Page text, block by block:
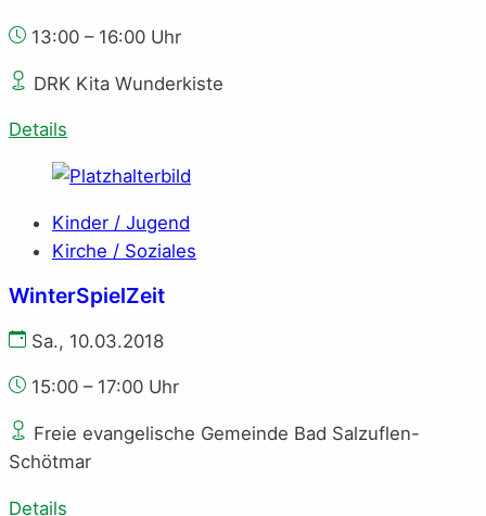
13:00 – 16:00 Uhr
DRK Kita Wunderkiste
Details
Kinder / Jugend
Kirche / Soziales
WinterSpielZeit
Sa., 10.03.2018
15:00 – 17:00 Uhr
Freie evangelische Gemeinde Bad Salzuflen-
Schötmar
Details